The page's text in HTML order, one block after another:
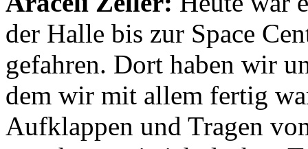
der Halle bis zur Space
gefahren. Dort haben wir
dem wir mit allem fertig
Aufklappen und Tragen